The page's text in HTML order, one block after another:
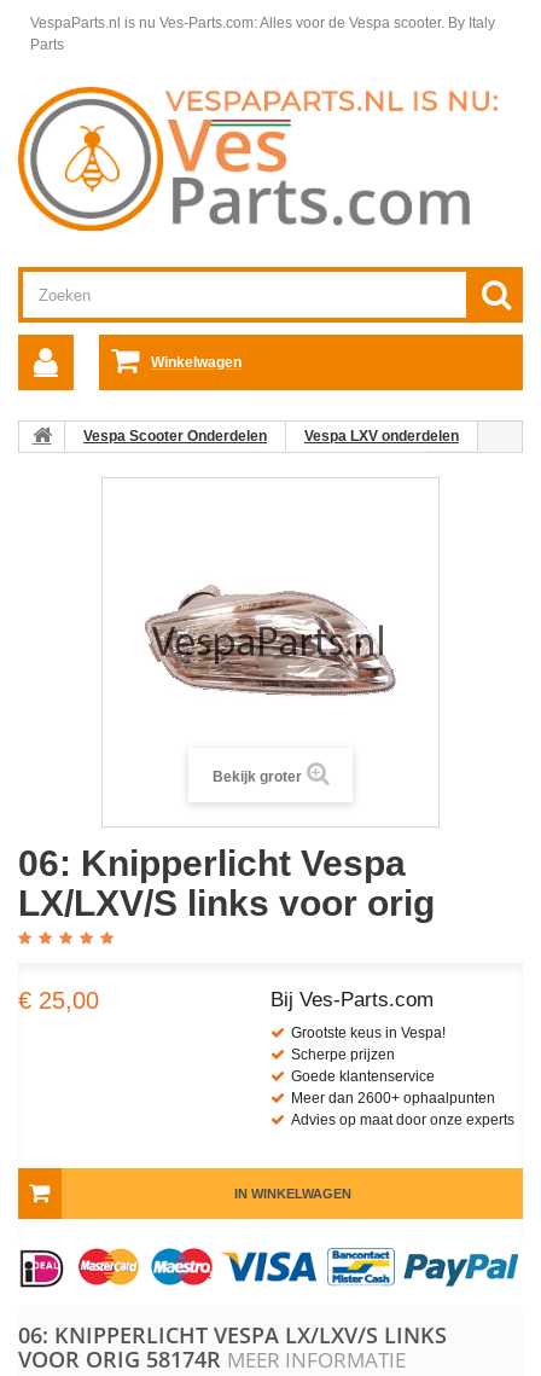
VespaParts.nl is nu Ves-Parts.com: Alles voor de Vespa scooter. By Italy
Parts
Winkelwagen
Vespa Scooter Onderdelen
Vespa LXV onderdelen
Bekijk groter
06: Knipperlicht Vespa
LX/LXV/S links voor orig
€ 25,00 Bij Ves-Parts.com
Grootste keus in Vespa!
Scherpe prijzen
Goede klantenservice
Meer dan 2600+ ophaalpunten
Advies op maat door onze experts
IN WINKELWAGEN
06: KNIPPERLICHT VESPA LX/LXV/S LINKS
VOOR ORIG 58174R MEER INFORMATIE